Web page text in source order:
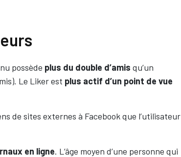
possède plus du double d’amis qu’un
Le Liker est plus actif d’un point de vue
de sites externes à Facebook que l’utilisateur
en ligne. L’âge moyen d’une personne qui